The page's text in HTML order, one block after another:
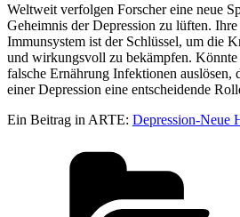
Weltweit verfolgen Forscher eine neue
Geheimnis der Depression zu lüften.
Immunsystem ist der Schlüssel, um die
und wirkungsvoll zu bekämpfen. Könnte
falsche Ernährung Infektionen auslösen,
einer Depression eine entscheidende
Ein Beitrag in ARTE: Depression-Neue